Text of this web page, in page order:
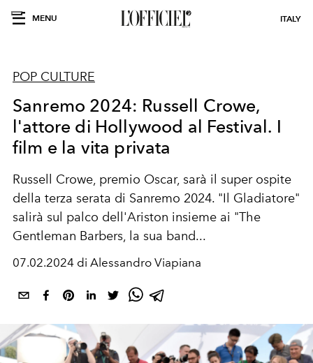
MENU ITALY
POP CULTURE
Sanremo 2024: Russell Crowe,
l'attore di Hollywood al Festival. I
film e la vita privata
Russell Crowe, premio Oscar, sarà il super ospite
della terza serata di Sanremo 2024. "Il Gladiatore"
salirà sul palco dell'Ariston insieme ai "The
Gentleman Barbers, la sua band...
07.02.2024 di Alessandro Viapiana